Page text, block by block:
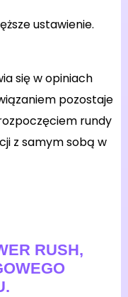
ustawienie.
się w opiniach
pozostaje
rundy
z samym sobą w
RUSH,